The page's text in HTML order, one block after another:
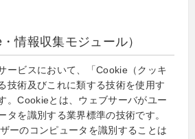
情報収集モジュール）
ービスにおいて、「Cookie（クッキ
技術及びこれに類する技術を使用す
。Cookieとは、ウェブサーバがユー
タを識別する業界標準の技術です。
ーのコンピュータを識別することは